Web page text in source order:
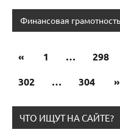
Финансовая грамотность
записей
« Предыдущие
1 … 298
302
… 304 »
ЧТО ИЩУТ НА САЙТЕ?